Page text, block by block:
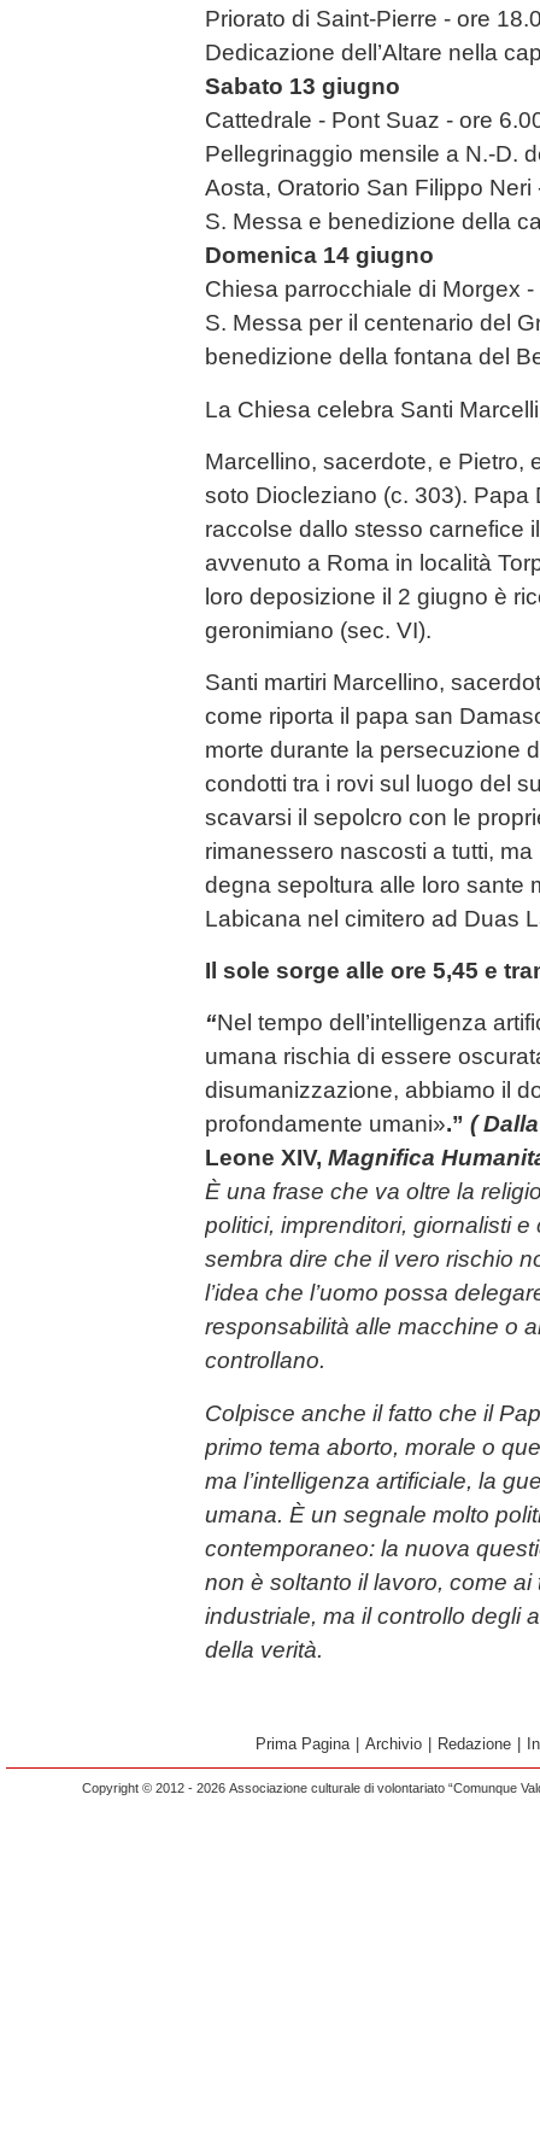
Priorato di Saint-Pierre - ore
Dedicazione dell’Altare nella
Sabato 13 giugno
Cattedrale - Pont Suaz - ore
Pellegrinaggio mensile a N.-D.
Aosta, Oratorio San Filippo Neri
S. Messa e benedizione della
Domenica 14 giugno
Chiesa parrocchiale di Morgex
S. Messa per il centenario del
benedizione della fontana del
La Chiesa celebra Santi
Marcellino, sacerdote, e Pietro,
soto Diocleziano (c. 303). Papa
raccolse dallo stesso carnefice
avvenuto a Roma in località
loro deposizione il 2 giugno è
geronimiano (sec. VI).
Santi martiri Marcellino,
come riporta il papa san
morte durante la persecuzione
condotti tra i rovi sul luogo del
scavarsi il sepolcro con le
rimanessero nascosti a tutti,
degna sepoltura alle loro sante
Labicana nel cimitero ad Duas
Il sole sorge alle ore 5,45 e
“Nel tempo dell’intelligenza
umana rischia di essere
disumanizzazione, abbiamo il
profondamente umani».” (
Leone XIV, Magnifica
È una frase che va oltre la
politici, imprenditori, giornalisti
sembra dire che il vero rischio
l’idea che l’uomo possa
responsabilità alle macchine o
controllano.
Colpisce anche il fatto che il
primo tema aborto, morale o
ma l’intelligenza artificiale, la
umana. È un segnale molto
contemporaneo: la nuova
non è soltanto il lavoro, come
industriale, ma il controllo degli
della verità.
Prima Pagina | Archivio | Redazione |
Copyright © 2012 - 2026 Associazione culturale di volontariato “Comunque